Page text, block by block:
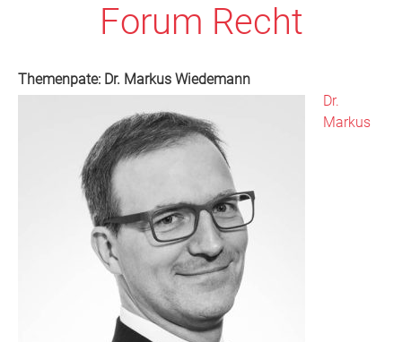
Forum Recht
Themenpate: Dr. Markus Wiedemann
Dr.
Markus